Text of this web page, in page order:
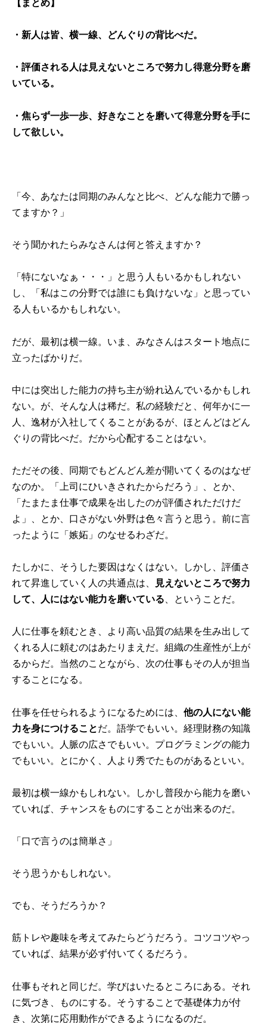
【まとめ】
・新人は皆、横一線、どんぐりの背比べだ。
・評価される人は見えないところで努力し得意分野を磨
いている。
・焦らず一歩一歩、好きなことを磨いて得意分野を手に
して欲しい。
「今、あなたは同期のみんなと比べ、どんな能力で勝っ
てますか？」
そう聞かれたらみなさんは何と答えますか？
「特にないなぁ・・・」と思う人もいるかもしれない
し、「私はこの分野では誰にも負けないな」と思ってい
る人もいるかもしれない。
だが、最初は横一線。いま、みなさんはスタート地点に
立ったばかりだ。
中には突出した能力の持ち主が紛れ込んでいるかもしれ
ない。が、そんな人は稀だ。私の経験だと、何年かに一
人、逸材が入社してくることがあるが、ほとんどはどん
ぐりの背比べだ。だから心配することはない。
ただその後、同期でもどんどん差が開いてくるのはなぜ
なのか。「上司にひいきされたからだろう」、とか、
「たまたま仕事で成果を出したのが評価されただけだ
よ」、とか、口さがない外野は色々言うと思う。前に言
ったように「嫉妬」のなせるわざだ。
たしかに、そうした要因はなくはない。しかし、評価さ
れて昇進していく人の共通点は、
見えないところで努力
して、人にはない能力を磨いている 、ということだ。
人に仕事を頼むとき、より高い品質の結果を生み出して
くれる人に頼むのはあたりまえだ。組織の生産性が上が
るからだ。当然のことながら、次の仕事もその人が担当
することになる。
仕事を任せられるようになるためには、他の人にない能
力を身につけることだ。語学でもいい。経理財務の知識
でもいい。人脈の広さでもいい。プログラミングの能力
でもいい。とにかく、人より秀でたものがあるといい。
最初は横一線かもしれない。しかし普段から能力を磨い
ていれば、チャンスをものにすることが出来るのだ。
「口で言うのは簡単さ」
そう思うかもしれない。
でも、そうだろうか？
筋トレや趣味を考えてみたらどうだろう。コツコツやっ
ていれば、結果が必ず付いてくるだろう。
仕事もそれと同じだ。学びはいたるところにある。それ
に気づき、ものにする。そうすることで基礎体力が付
き、次第に応用動作ができるようになるのだ。